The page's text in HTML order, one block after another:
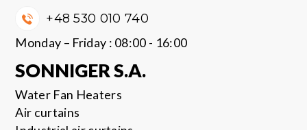
SONNIGER S.A.
Water Fan Heaters
Air curtains
+48 530 010 740
Monday – Friday : 08:00 - 16:00